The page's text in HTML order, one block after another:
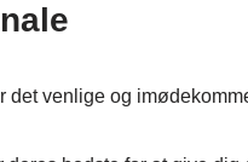
det venlige og